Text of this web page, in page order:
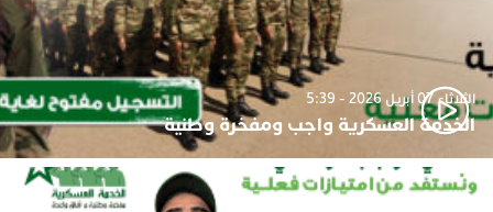
الثلاثاء 07 أبريل 2026 - 5:39
الخدمة العسكرية واجب ومفخرة وطنية